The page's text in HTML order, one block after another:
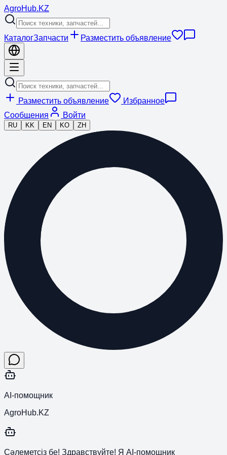
AgroHub.KZ
КаталогЗапчасти Разместить объявление
Разместить объявление
Избранное
Сообщения
Войти
RU KK EN KO ZH
AI-помощник
AgroHub.KZ
Сәлеметсіз бе! Здравствуйте! Я AI-помощник